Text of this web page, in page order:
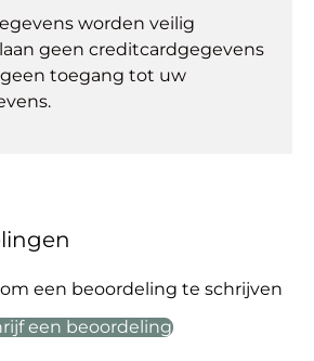
worden veilig
geen creditcardgegevens
toegang tot uw
een beoordeling te schrijven
een beoordeling